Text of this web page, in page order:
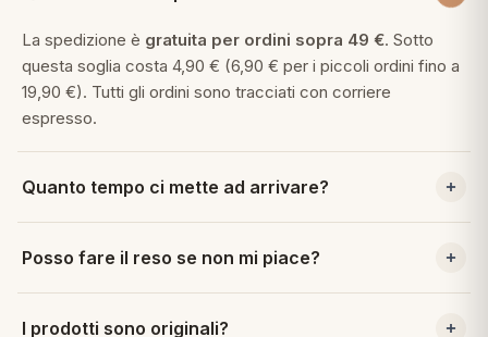
La spedizione è gratuita per ordini sopra 49 €. Sotto
questa soglia costa 4,90 € (6,90 € per i piccoli ordini fino a
19,90 €). Tutti gli ordini sono tracciati con corriere
espresso.
Quanto tempo ci mette ad arrivare?
la consegna avviene in24/48 orein tutta Italia con corriere
Posso fare il reso se non mi piace?
reso ègratuito: scrivici a info@perlarara.it e ti inviamo
I prodotti sono originali?